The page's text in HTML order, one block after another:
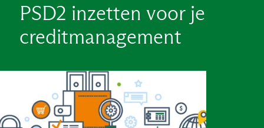
PSD2 inzetten voor je
creditmanagement
THEMES
NIEUWSBRIEF